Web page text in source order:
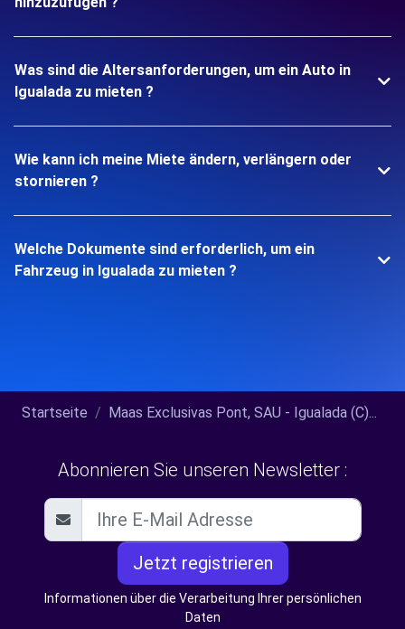
Was sind die Altersanforderungen, um ein Auto in
Igualada zu mieten ?
Wie kann ich meine Miete ändern, verlängern oder
stornieren ?
Welche Dokumente sind erforderlich, um ein
Fahrzeug in Igualada zu mieten ?
Startseite Maas Exclusivas Pont, SAU - Igualada (C)...
Abonnieren Sie unseren Newsletter :
Jetzt registrieren
Informationen über die Verarbeitung Ihrer persönlichen
Daten